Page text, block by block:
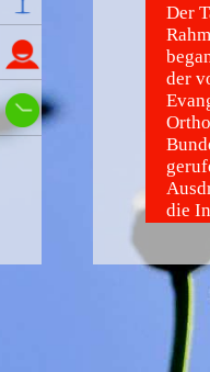
Namenstage
Wie spät ist es?
Der
der
die
statt.